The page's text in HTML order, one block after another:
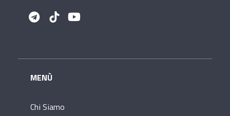
MENÙ
Chi Siamo